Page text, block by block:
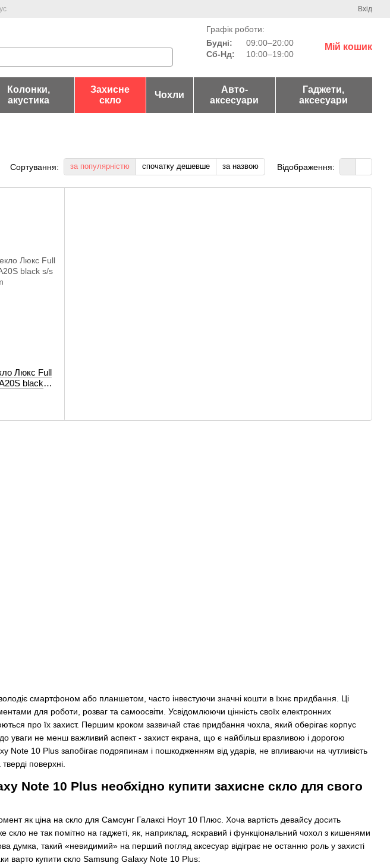
Вхід
Графік роботи:
Будні:
09:00–20:00
Сб-Нд:
10:00–19:00
Мій кошик
Колонки,
акустика
Захисне
скло
Чохли
Авто-
аксесуари
Гаджети,
аксесуари
Сортування: за популярністю спочатку дешевше за назвою Відображення:
смартфоном або планшетом, часто інвестуючи значні кошти в їхнє придбання. Ці
для роботи, розваг та самоосвіти. Усвідомлюючи цінність своїх електронних
про їх захист. Першим кроком зазвичай стає придбання чохла, який оберігає корпус
уваги не менш важливий аспект - захист екрана, що є найбільш вразливою і дорогою
10 Plus запобігає подряпинам і пошкодженням від ударів, не впливаючи на чутливість
поверхні.
Note 10 Plus необхідно купити захисне скло для свого
як ціна на скло для Самсунг Галаксі Ноут 10 Плюс. Хоча вартість девайсу досить
не так помітно на гаджеті, як, наприклад, яскравий і функціональний чохол з кишенями
думка, такий «невидимий» на перший погляд аксесуар відіграє не останню роль у захисті
варто купити скло Samsung Galaxy Note 10 Plus:
Люкс Full
black